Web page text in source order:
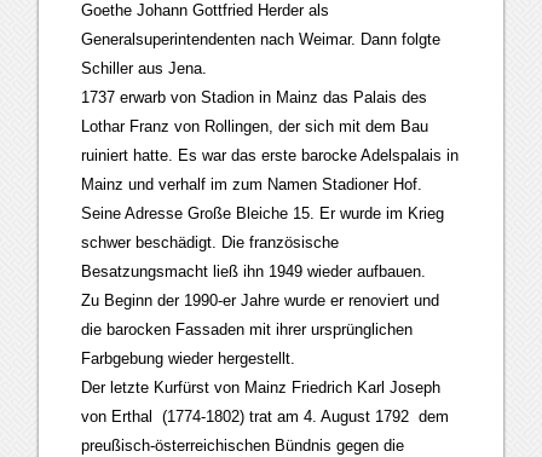
Goethe Johann Gottfried Herder als
Generalsuperintendenten nach Weimar. Dann folgte
Schiller aus Jena.
1737 erwarb von Stadion in Mainz das Palais des
Lothar Franz von Rollingen, der sich mit dem Bau
ruiniert hatte. Es war das erste barocke Adelspalais in
Mainz und verhalf im zum Namen Stadioner Hof.
Seine Adresse Große Bleiche 15. Er wurde im Krieg
schwer beschädigt. Die französische
Besatzungsmacht ließ ihn 1949 wieder aufbauen.
Zu Beginn der 1990-er Jahre wurde er renoviert und
die barocken Fassaden mit ihrer ursprünglichen
Farbgebung wieder hergestellt.
Der letzte Kurfürst von Mainz Friedrich Karl Joseph
von Erthal (1774-1802) trat am 4. August 1792 dem
preußisch-österreichischen Bündnis gegen die